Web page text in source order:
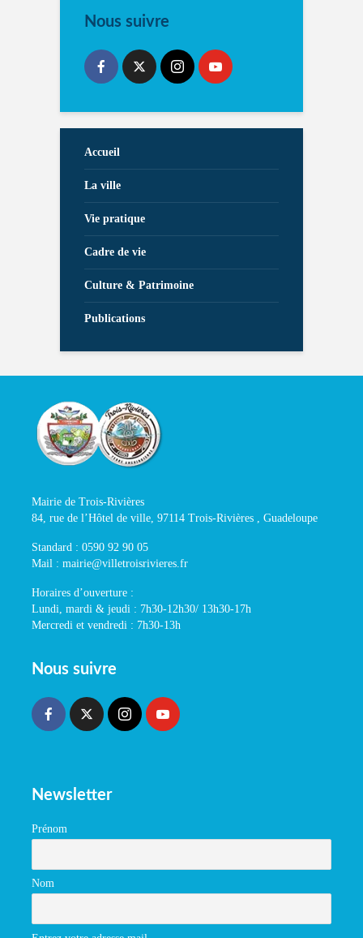
Nous suivre
Accueil
La ville
Vie pratique
Cadre de vie
Culture & Patrimoine
Publications
Mairie de Trois-Rivières
84, rue de l’Hôtel de ville, 97114 Trois-Rivières , Guadeloupe
Standard : 0590 92 90 05
Mail : mairie@villetroisrivieres.fr
Horaires d’ouverture :
Lundi, mardi & jeudi : 7h30-12h30/ 13h30-17h
Mercredi et vendredi : 7h30-13h
Nous suivre
Newsletter
Prénom
Nom